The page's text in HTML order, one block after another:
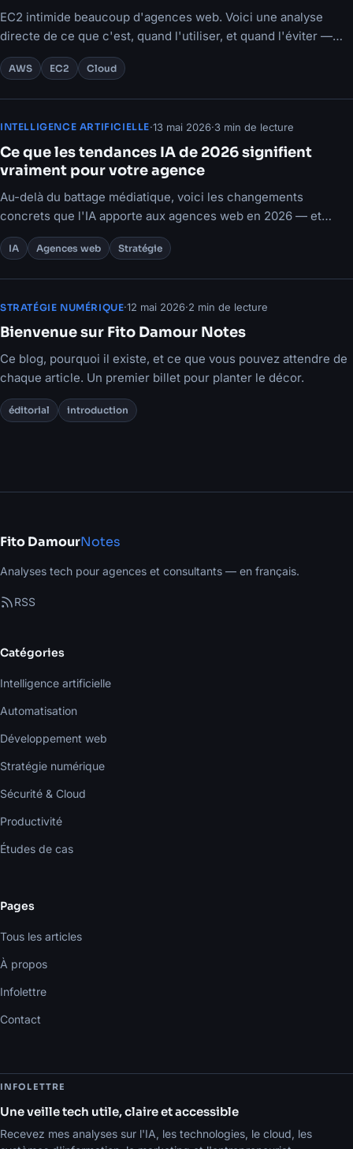
EC2 intimide beaucoup d'agences web. Voici une analyse
directe de ce que c'est, quand l'utiliser, et quand l'éviter —
sans jargon inutile.
AWS EC2 Cloud
INTELLIGENCE ARTIFICIELLE·13 mai 2026·3 min de lecture
Ce que les tendances IA de 2026 signifient
vraiment pour votre agence
Au-delà du battage médiatique, voici les changements
concrets que l'IA apporte aux agences web en 2026 — et
comment en tirer parti avant vos concurrents.
IA Agences web Stratégie
STRATÉGIE NUMÉRIQUE·12 mai 2026·2 min de lecture
Bienvenue sur Fito Damour Notes
Ce blog, pourquoi il existe, et ce que vous pouvez attendre de
chaque article. Un premier billet pour planter le décor.
éditorial introduction
Fito DamourNotes
Analyses tech pour agences et consultants — en français.
RSS
Catégories
Intelligence artificielle
Automatisation
Développement web
Stratégie numérique
Sécurité & Cloud
Productivité
Études de cas
Pages
Tous les articles
À propos
Infolettre
Contact
INFOLETTRE
Une veille tech utile, claire et accessible
Recevez mes analyses sur l'IA, les technologies, le cloud, les